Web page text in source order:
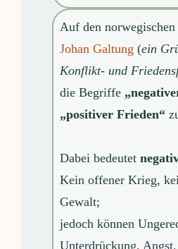
Auf den
Johan Galtung (ein
Konflikt- und
die Begriffe
„positiver Frieden“
Dabei bedeutet
Kein offener Krieg,
Gewalt;
jedoch können
Unterdrückung,